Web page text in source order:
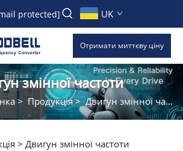
protected] UK
Отримати миттєву ціну
змінної частоти
>Продукція> Двигун змінної частоти
> Двигун змінної частоти